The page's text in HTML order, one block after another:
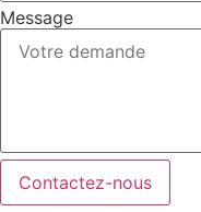
Message
Contactez-nous